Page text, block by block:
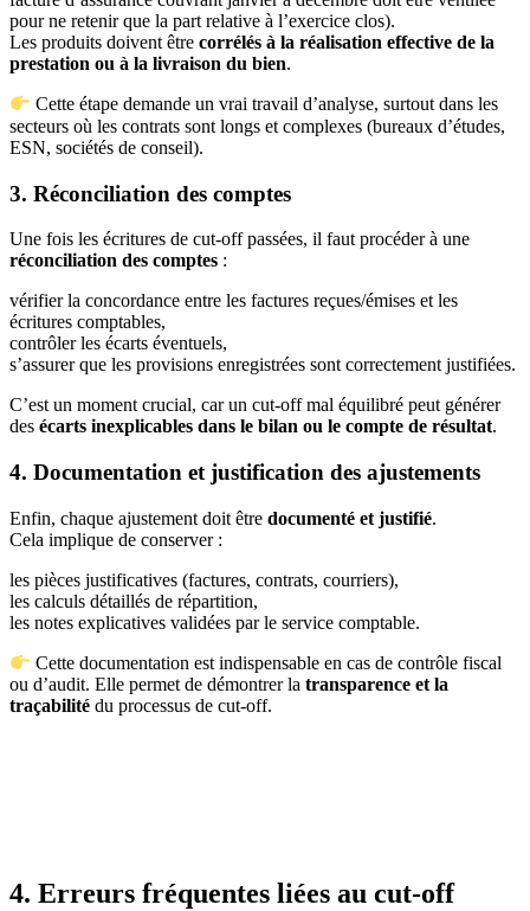
pour ne retenir que la part relative à l’exercice clos).
Les produits doivent être corrélés à la réalisation effective de la
prestation ou à la livraison du bien.
Cette étape demande un vrai travail d’analyse, surtout dans les
secteurs où les contrats sont longs et complexes (bureaux d’études,
ESN, sociétés de conseil).
3. Réconciliation des comptes
Une fois les écritures de cut-off passées, il faut procéder à une
réconciliation des comptes :
vérifier la concordance entre les factures reçues/émises et les
écritures comptables,
contrôler les écarts éventuels,
s’assurer que les provisions enregistrées sont correctement justifiées.
C’est un moment crucial, car un cut-off mal équilibré peut générer
des écarts inexplicables dans le bilan ou le compte de résultat.
4. Documentation et justification des ajustements
Enfin, chaque ajustement doit être documenté et justifié.
Cela implique de conserver :
les pièces justificatives (factures, contrats, courriers),
les calculs détaillés de répartition,
les notes explicatives validées par le service comptable.
Cette documentation est indispensable en cas de contrôle fiscal
ou d’audit. Elle permet de démontrer la transparence et la
traçabilité du processus de cut-off.
4. Erreurs fréquentes liées au cut-off